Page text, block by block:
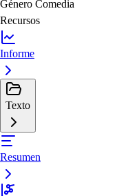
Género Comedia
Recursos
Informe
Texto
Resumen